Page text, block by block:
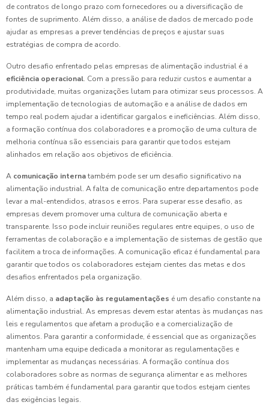
de contratos de longo prazo com fornecedores ou a diversificação de
fontes de suprimento. Além disso, a análise de dados de mercado pode
ajudar as empresas a prever tendências de preços e ajustar suas
estratégias de compra de acordo.
Outro desafio enfrentado pelas empresas de alimentação industrial é a
eficiência operacional. Com a pressão para reduzir custos e aumentar a
produtividade, muitas organizações lutam para otimizar seus processos. A
implementação de tecnologias de automação e a análise de dados em
tempo real podem ajudar a identificar gargalos e ineficiências. Além disso,
a formação contínua dos colaboradores e a promoção de uma cultura de
melhoria contínua são essenciais para garantir que todos estejam
alinhados em relação aos objetivos de eficiência.
A comunicação internatambém pode ser um desafio significativo na
alimentação industrial. A falta de comunicação entre departamentos pode
levar a mal-entendidos, atrasos e erros. Para superar esse desafio, as
empresas devem promover uma cultura de comunicação aberta e
transparente. Isso pode incluir reuniões regulares entre equipes, o uso de
ferramentas de colaboração e a implementação de sistemas de gestão que
facilitem a troca de informações. A comunicação eficaz é fundamental para
garantir que todos os colaboradores estejam cientes das metas e dos
desafios enfrentados pela organização.
Além disso, a adaptação às regulamentações é um desafio constante na
alimentação industrial. As empresas devem estar atentas às mudanças nas
leis e regulamentos que afetam a produção e a comercialização de
alimentos. Para garantir a conformidade, é essencial que as organizações
mantenham uma equipe dedicada a monitorar as regulamentações e
implementar as mudanças necessárias. A formação contínua dos
colaboradores sobre as normas de segurança alimentar e as melhores
práticas também é fundamental para garantir que todos estejam cientes
das exigências legais.